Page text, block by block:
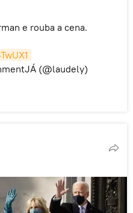
e rouba a cena.
(@laudely)